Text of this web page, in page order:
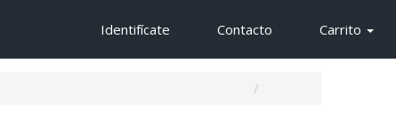
Identifícate Contacto Carrito